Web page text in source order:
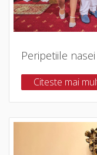
Peripetiile
Citeste mai